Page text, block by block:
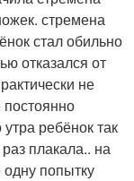
стремена
стал обильно
отказался от
не
ребёнок так
плакала.. на
попытку